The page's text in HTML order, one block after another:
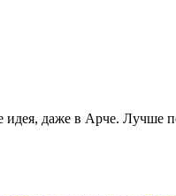
даже в Арче. Лучше